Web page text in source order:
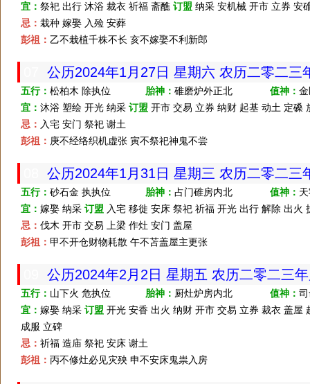
宜： 祭祀 出行 沐浴 裁衣 祈福 斋醮 订盟 纳采 安机械 开市 立券
忌： 栽种 嫁娶 入殓 安葬
彭祖： 乙不栽植千株不长 亥不嫁娶不利新郎
公历2024年1月27日 星期六 农历二零二
五行： 松柏木 除执位 胎神： 碓磨炉外正北 值神：
宜： 沐浴 塑绘 开光 纳采 订盟 开市 交易 立券 纳财 起基 动土 定磉
忌： 入宅 安门 祭祀 谢土
彭祖： 庚不经络织机虚张 寅不祭祀神鬼不尝
公历2024年1月31日 星期三 农历二零二
五行： 砂石金 执执位 胎神： 占门碓房内北 值神：
宜： 嫁娶 纳采 订盟 入宅 移徙 安床 祭祀 祈福 开光 出行 解除 出火
忌： 伐木 开市 交易 上梁 作灶 安门 盖屋
彭祖： 甲不开仓财物耗散 午不苫盖屋主更张
公历2024年2月2日 星期五 农历二零二三
五行： 山下火 危执位 胎神： 厨灶炉房内北 值神：
宜： 嫁娶 纳采 订盟 开光 安香 出火 纳财 开市 交易 立券 裁衣 盖屋
成服 立碑
忌： 祈福 造庙 祭祀 安床 谢土
彭祖： 丙不修灶必见灾殃 申不安床鬼祟入房